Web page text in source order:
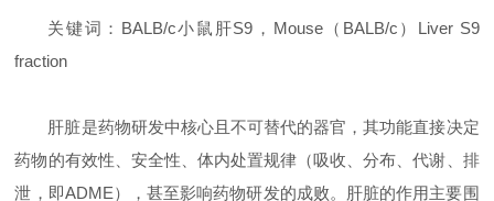
关键词：BALB/c小鼠肝S9，Mouse（BALB/c）Liver S9
fraction
肝脏是药物研发中核心且不可替代的器官，其功能直接决定
药物的有效性、安全性、体内处置规律（吸收、分布、代谢、排
泄，即ADME），甚至影响药物研发的成败。肝脏的作用主要围